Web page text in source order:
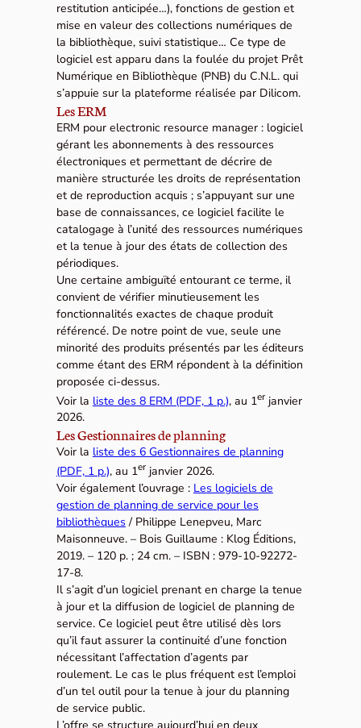
restitution anticipée…), fonctions de gestion et
mise en valeur des collections numériques de
la bibliothèque, suivi statistique… Ce type de
logiciel est apparu dans la foulée du projet Prêt
Numérique en Bibliothèque (PNB) du C.N.L. qui
s’appuie sur la plateforme réalisée par Dilicom.
Les ERM
ERM pour electronic resource manager : logiciel
gérant les abonnements à des ressources
électroniques et permettant de décrire de
manière structurée les droits de représentation
et de reproduction acquis ; s’appuyant sur une
base de connaissances, ce logiciel facilite le
catalogage à l’unité des ressources numériques
et la tenue à jour des états de collection des
périodiques.
Une certaine ambiguïté entourant ce terme, il
convient de vérifier minutieusement les
fonctionnalités exactes de chaque produit
référencé. De notre point de vue, seule une
minorité des produits présentés par les éditeurs
comme étant des ERM répondent à la définition
proposée ci-dessus.
Voir la liste des 8 ERM (PDF, 1 p.), au 1erjanvier
2026.
Les Gestionnaires de planning
Voir la liste des 6 Gestionnaires de planning
(PDF, 1 p.), au 1erjanvier 2026.
Voir également l’ouvrage : Les logiciels de
gestion de planning de service pour les
bibliothèques / Philippe Lenepveu, Marc
Maisonneuve. – Bois Guillaume : Klog Éditions,
2019. – 120 p. ; 24 cm. – ISBN : 979-10-92272-
17-8.
Il s’agit d’un logiciel prenant en charge la tenue
à jour et la diffusion de logiciel de planning de
service. Ce logiciel peut être utilisé dès lors
qu’il faut assurer la continuité d’une fonction
nécessitant l’affectation d’agents par
roulement. Le cas le plus fréquent est l’emploi
d’un tel outil pour la tenue à jour du planning
de service public.